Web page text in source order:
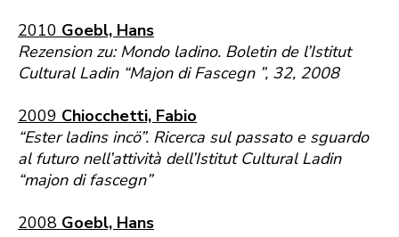
2010 Goebl, Hans
Rezension zu: Mondo ladino. Boletin de l’Istitut
Cultural Ladin “Majon di Fascegn ”, 32, 2008
2009 Chiocchetti, Fabio
“Ester ladins incö”. Ricerca sul passato e sguardo
al futuro nell’attività dell’Istitut Cultural Ladin
“majon di fascegn”
2008 Goebl, Hans